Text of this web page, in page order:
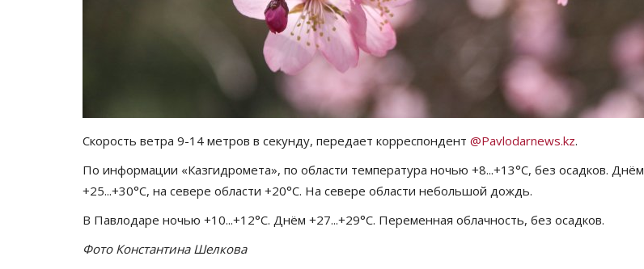
Скорость ветра 9-14 метров в секунду, передает корреспондент @Pavlodarnews.kz.
По информации «Казгидромета», по области температура ночью +8...+13°C, без осадков. Днём
+25...+30°C, на севере области +20°C. На севере области небольшой дождь.
В Павлодаре ночью +10...+12°C. Днём +27...+29°C. Переменная облачность, без осадков.
Фото Константина Шелкова